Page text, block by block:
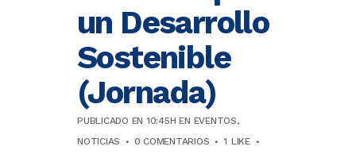
un Desarrollo
Sostenible
(Jornada)
PUBLICADO EN 10:45H EN EVENTOS,
NOTICIAS
0 COMENTARIOS 1 LIKE